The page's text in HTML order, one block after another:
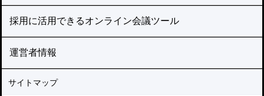
採用に活用できるオンライン会議ツール
運営者情報
サイトマップ